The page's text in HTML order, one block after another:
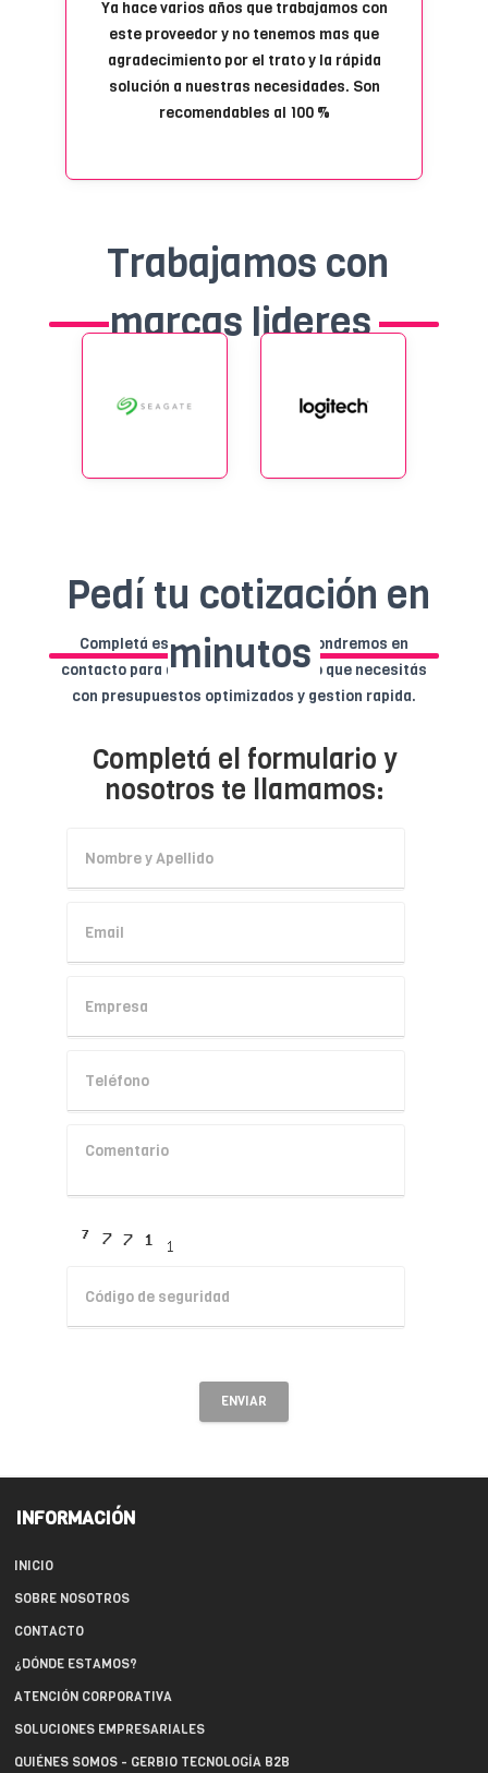
Ya hace varios años que trabajamos con
este proveedor y no tenemos mas que
agradecimiento por el trato y la rápida
solución a nuestras necesidades. Son
recomendables al 100 %
Trabajamos con
marcas lideres
Pedí tu cotización en
minutos
Completá este formulario y nos pondremos en
contacto para ayudarte a comprar lo que necesitás
con presupuestos optimizados y gestion rapida.
Completá el formulario y
nosotros te llamamos:
ENVIAR
INFORMACIÓN
INICIO
SOBRE NOSOTROS
CONTACTO
¿DÓNDE ESTAMOS?
ATENCIÓN CORPORATIVA
SOLUCIONES EMPRESARIALES
QUIÉNES SOMOS - GERBIO TECNOLOGÍA B2B